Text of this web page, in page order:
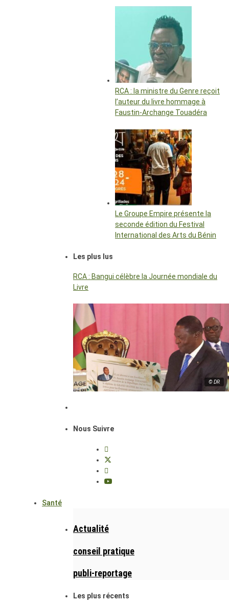
RCA : la ministre du Genre reçoit
l’auteur du livre hommage à
Faustin-Archange Touadéra
Le Groupe Empire présente la
seconde édition du Festival
International des Arts du Bénin
Les plus lus
RCA : Bangui célèbre la Journée mondiale du
Livre
© DR
Nous Suivre
Santé
Actualité
conseil pratique
publi-reportage
Les plus récents